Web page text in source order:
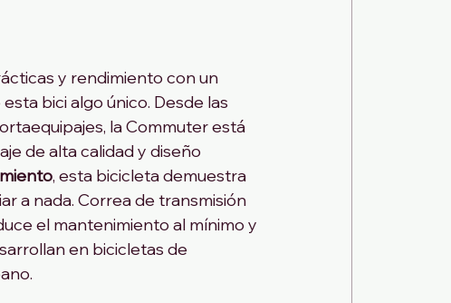
y rendimiento con un
bici algo único. Desde las
la Commuter está
de alta calidad y diseño
, esta bicicleta demuestra
a nada. Correa de transmisión
el mantenimiento al mínimo y
en bicicletas de